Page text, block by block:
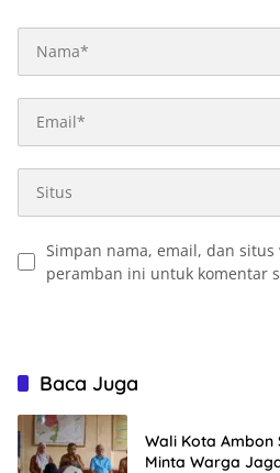
Simpan nama, email, dan situs
peramban ini untuk komentar
Baca Juga
Wali Kota Ambon
Minta Warga